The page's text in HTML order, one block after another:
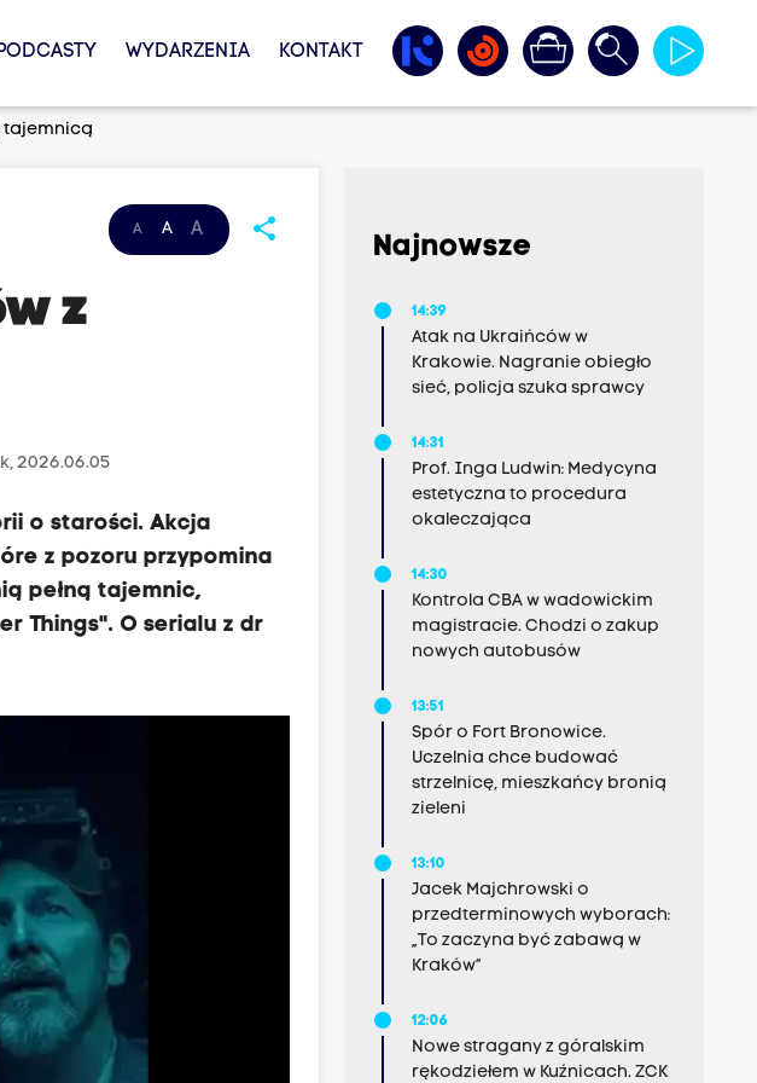
PODCASTY WYDARZENIA KONTAKT
tajemnicą
A A A share
z
2026.06.05
o starości. Akcja
z pozoru przypomina
pełną tajemnic,
Things". O serialu z dr
Najnowsze
14:39
Atak na Ukraińców w
Krakowie. Nagranie obiegło
sieć, policja szuka sprawcy
14:31
Prof. Inga Ludwin: Medycyna
estetyczna to procedura
okaleczająca
14:30
Kontrola CBA w wadowickim
magistracie. Chodzi o zakup
nowych autobusów
13:51
Spór o Fort Bronowice.
Uczelnia chce budować
strzelnicę, mieszkańcy bronią
zieleni
13:10
Jacek Majchrowski o
przedterminowych wyborach:
„To zaczyna być zabawą w
Kraków”
12:06
Nowe stragany z góralskim
rękodziełem w Kuźnicach. ZCK